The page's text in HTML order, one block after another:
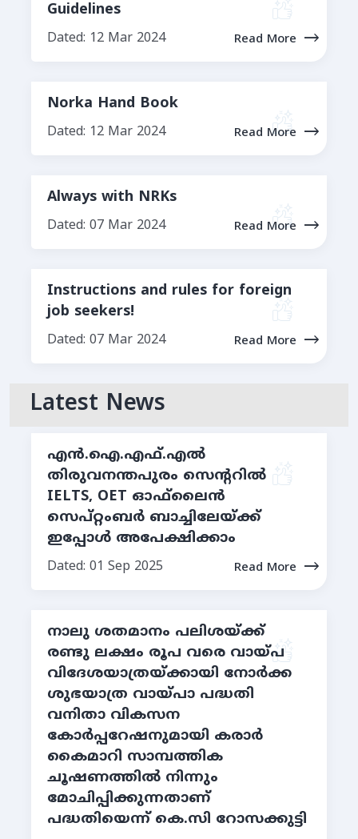
Guidelines
Dated: 12 Mar 2024 Read More
Norka Hand Book
Dated: 12 Mar 2024 Read More
Always with NRKs
Dated: 07 Mar 2024 Read More
Instructions and rules for foreign
job seekers!
Dated: 07 Mar 2024 Read More
Latest News
എന്‍.ഐ.എഫ്.എല്‍
തിരുവനന്തപുരം സെന്ററില്‍
IELTS, OET ഓഫ്‌ലൈൻ
സെപ്റ്റംബര്‍ ബാച്ചിലേയ്ക്ക്
ഇപ്പോള്‍ അപേക്ഷിക്കാം
Dated: 01 Sep 2025 Read More
നാലു ശതമാനം പലിശയ്ക്ക്
രണ്ടു ലക്ഷം രൂപ വരെ വായ്പ
വിദേശയാത്രയ്ക്കായി നോര്‍ക്ക
ശുഭയാത്ര വായ്പാ പദ്ധതി
വനിതാ വികസന
കോര്‍പ്പറേഷനുമായി കരാര്‍
കൈമാറി സാമ്പത്തിക
ചൂഷണത്തില്‍ നിന്നും
മോചിപ്പിക്കുന്നതാണ്
പദ്ധതിയെന്ന് കെ.സി റോസക്കുട്ടി